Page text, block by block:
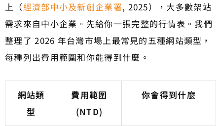
上（經濟部中小及新創企業署, 2025），大多數架站
需求來自中小企業。先給你一張完整的行情表。我們
整理了 2026 年台灣市場上最常見的五種網站類型，
每種列出費用範圍和你能得到什麼。
網站類
型
費用範圍
(NTD)
你會得到什麼